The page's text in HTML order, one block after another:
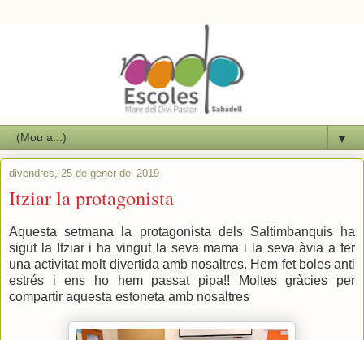
▼
divendres, 25 de gener del 2019
Itziar la protagonista
Aquesta setmana la protagonista dels Saltimbanquis ha
sigut la Itziar i ha vingut la seva mama i la seva àvia a fer
una activitat molt divertida amb nosaltres. Hem fet boles anti
estrés i ens ho hem passat pipa!! Moltes gràcies per
compartir aquesta estoneta amb nosaltres